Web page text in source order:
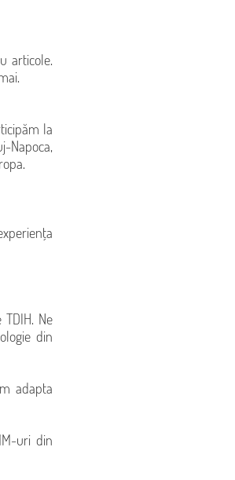
articole.
la
Napoca,
Ne
din
adapta
uri din